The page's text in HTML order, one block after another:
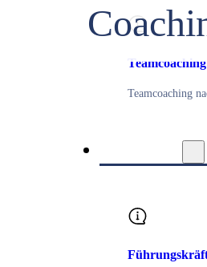
Teamcoaching
Teamcoaching